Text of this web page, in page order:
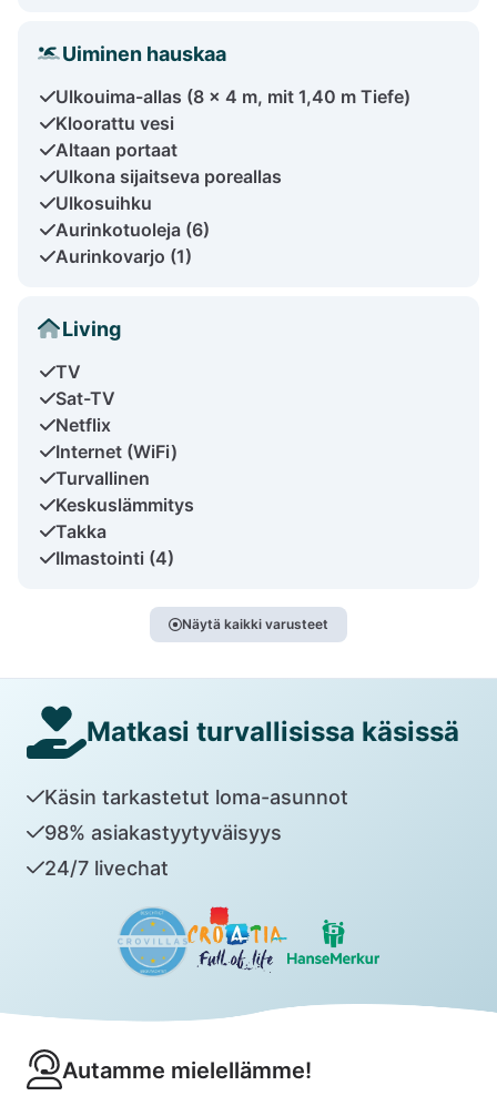
Uiminen hauskaa
Ulkouima-allas (8 x 4 m, mit 1,40 m Tiefe)
Kloorattu vesi
Altaan portaat
Ulkona sijaitseva poreallas
Ulkosuihku
Aurinkotuoleja (6)
Aurinkovarjo (1)
Living
TV
Sat-TV
Netflix
Internet (WiFi)
Turvallinen
Keskuslämmitys
Takka
Ilmastointi (4)
Näytä kaikki varusteet
Matkasi turvallisissa käsissä
Käsin tarkastetut loma-asunnot
98% asiakastyytyväisyys
24/7 livechat
Autamme mielellämme!